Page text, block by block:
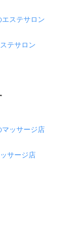
ステサロン
テサロン
ッサージ店
サージ店